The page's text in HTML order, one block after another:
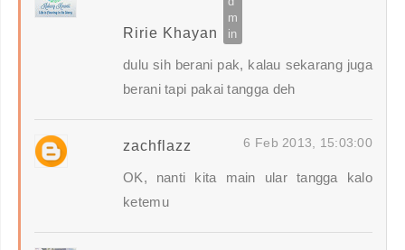
Ririe Khayan
dulu sih berani pak, kalau sekarang juga
berani tapi pakai tangga deh
zachflazz 6 Feb 2013, 15:03:00
OK, nanti kita main ular tangga kalo
ketemu